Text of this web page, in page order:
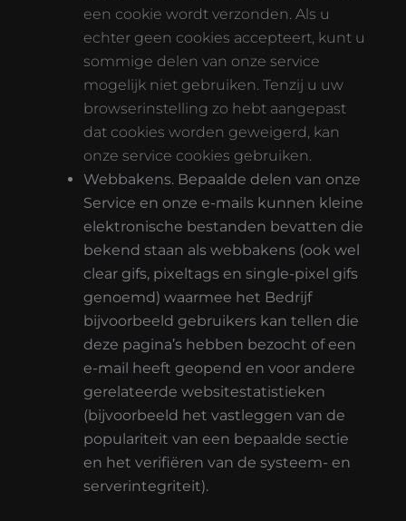
een cookie wordt verzonden. Als u
echter geen cookies accepteert, kunt u
sommige delen van onze service
mogelijk niet gebruiken. Tenzij u uw
browserinstelling zo hebt aangepast
dat cookies worden geweigerd, kan
onze service cookies gebruiken.
Webbakens. Bepaalde delen van onze
Service en onze e-mails kunnen kleine
elektronische bestanden bevatten die
bekend staan als webbakens (ook wel
clear gifs, pixeltags en single-pixel gifs
genoemd) waarmee het Bedrijf
bijvoorbeeld gebruikers kan tellen die
deze pagina’s hebben bezocht of een
e-mail heeft geopend en voor andere
gerelateerde websitestatistieken
(bijvoorbeeld het vastleggen van de
populariteit van een bepaalde sectie
en het verifiëren van de systeem- en
serverintegriteit).